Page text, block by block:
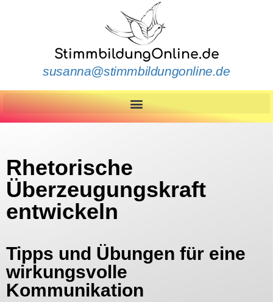
StimmbildungOnline.de
susanna@stimmbildungonline.de
Rhetorische
Überzeugungskraft
entwickeln
Tipps und Übungen für eine
wirkungsvolle
Kommunikation